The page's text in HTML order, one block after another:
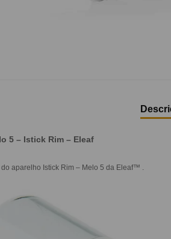
5 – Istick Rim – Eleaf
aparelho Istick Rim – Melo 5 da Eleaf™ .